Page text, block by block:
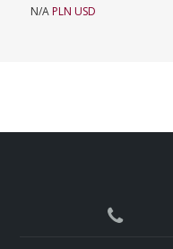
N/APLN USD